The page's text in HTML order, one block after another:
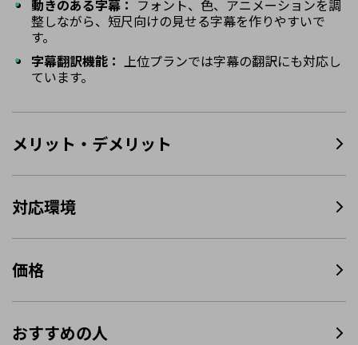
動きのある字幕： フォント、色、アニメーションを調
整しながら、短尺向けの見せる字幕を作りやすいで
す。
字幕翻訳機能： 上位プランでは字幕の翻訳にも対応し
ています。
メリット・デメリット
対応環境
価格
おすすめの人